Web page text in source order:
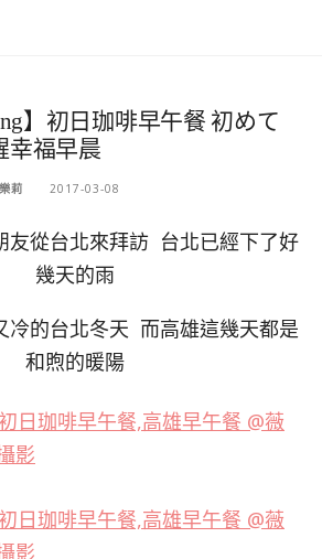
】初日珈啡早午餐 初めて
幸福早晨
莉 2017-03-08
友從台北來拜訪 台北已經下了好
幾天的雨
冷的台北冬天 而高雄這幾天都是
和煦的暖陽